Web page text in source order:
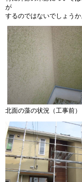
が
するのではないでしょうか
北面の藻の状況（工事前）